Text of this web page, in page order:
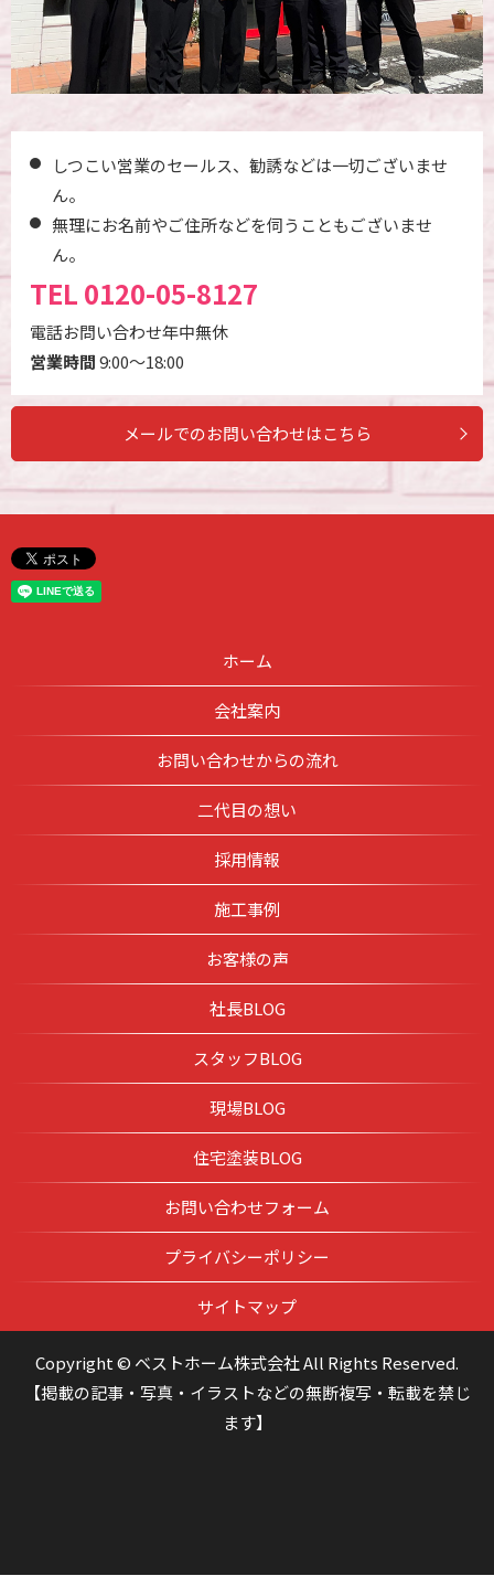
しつこい営業のセールス、勧誘などは一切ございませ
ん。
無理にお名前やご住所などを伺うこともございませ
ん。
TEL 0120-05-8127
電話お問い合わせ年中無休
営業時間9:00～18:00
メールでのお問い合わせはこちら
ホーム
会社案内
お問い合わせからの流れ
二代目の想い
採用情報
施工事例
お客様の声
社長BLOG
スタッフBLOG
現場BLOG
住宅塗装BLOG
お問い合わせフォーム
プライバシーポリシー
サイトマップ
Copyright © ベストホーム株式会社 All Rights Reserved.
【掲載の記事・写真・イラストなどの無断複写・転載を禁じ
ます】